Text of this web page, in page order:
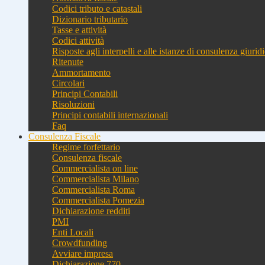
Codici tributo e catastali
Dizionario tributario
Tasse e attività
Codici attività
Risposte agli interpelli e alle istanze di consulenza
Ritenute
Ammortamento
Circolari
Principi Contabili
Risoluzioni
Principi contabili internazionali
Faq
Consulenza Fiscale
Regime forfettario
Consulenza fiscale
Commercialista on line
Commercialista Milano
Commercialista Roma
Commercialista Pomezia
Dichiarazione redditi
PMI
Enti Locali
Crowdfunding
Avviare impresa